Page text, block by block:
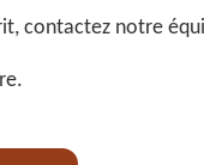
contactez notre